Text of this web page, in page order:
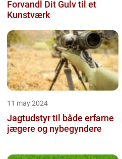
Forvandl Dit Gulv til et
Kunstværk
11 may 2024
Jagtudstyr til både erfarne
jægere og nybegyndere